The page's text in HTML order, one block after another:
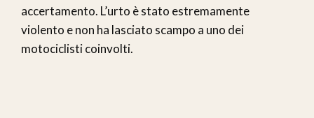
accertamento. L’urto è stato estremamente
violento e non ha lasciato scampo a uno dei
motociclisti coinvolti.